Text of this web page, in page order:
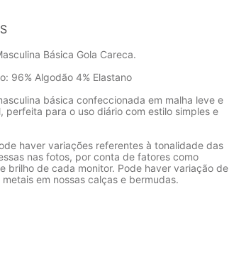
Básica Gola Careca.
96% Algodão 4% Elastano
básica confeccionada em malha leve e
perfeita para o uso diário com estilo simples e
haver variações referentes à tonalidade das
nas fotos, por conta de fatores como
brilho de cada monitor. Pode haver variação de
em nossas calças e bermudas.